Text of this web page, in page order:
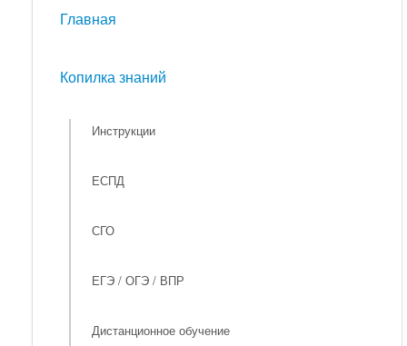
Новости
Главная
Копилка знаний
Инструкции
ЕСПД
СГО
ЕГЭ / ОГЭ / ВПР
Дистанционное обучение